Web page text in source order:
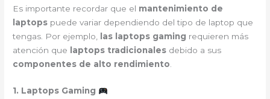
Es importante recordar que el mantenimiento de
laptops puede variar dependiendo del tipo de laptop que
tengas. Por ejemplo, las laptops gaming requieren más
atención que laptops tradicionales debido a sus
componentes de alto rendimiento
1. Laptops Gaming